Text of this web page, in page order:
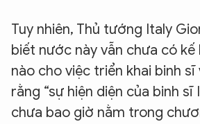
Tuy nhiên, Thủ tướng Italy
biết nước này vẫn chưa có
nào cho việc triển khai binh sĩ
rằng “sự hiện diện của binh sĩ
chưa bao giờ nằm ​​trong